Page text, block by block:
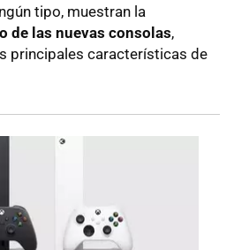
tipo, muestran la
de las nuevas consolas,
principales características de